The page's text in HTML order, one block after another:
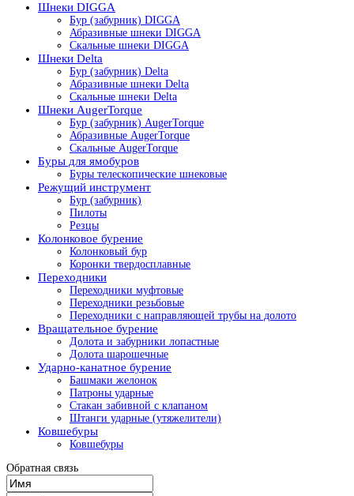
Шнеки DIGGA
Бур (забурник) DIGGA
Абразивные шнеки DIGGA
Скальные шнеки DIGGA
Шнеки Delta
Бур (забурник) Delta
Абразивные шнеки Delta
Скальные шнеки Delta
Шнеки AugerTorque
Бур (забурник) AugerTorque
Абразивные AugerTorque
Скальные AugerTorque
Буры для ямобуров
Буры телескопические шнековые
Режущий инструмент
Бур (забурник)
Пилоты
Резцы
Колонковое бурение
Колонковый бур
Коронки твердосплавные
Переходники
Переходники муфтовые
Переходники резьбовые
Переходники с направляющей трубы на долото
Вращательное бурение
Долота и забурники лопастные
Долота шарошечные
Ударно-канатное бурение
Башмаки желонок
Патроны ударные
Стакан забивной с клапаном
Штанги ударные (утяжелители)
Ковшебуры
Ковшебуры
Обратная связь